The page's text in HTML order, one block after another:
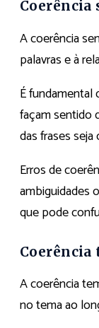
Coerência
A coerência
palavras e à
É fundamental
façam sentido
das frases seja
Erros de
ambiguidades
que pode
Coerência
A coerência
no tema ao